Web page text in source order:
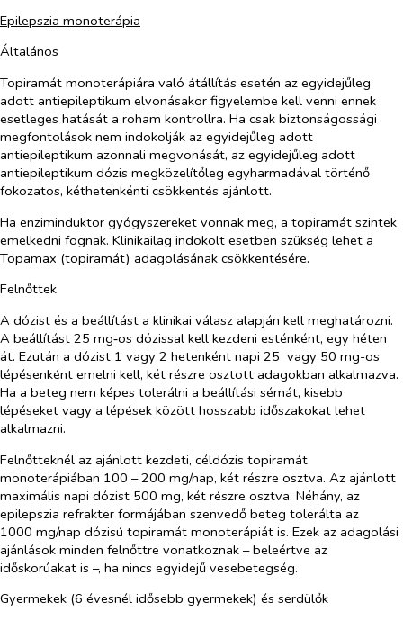
Epilepszia monoterápia
Általános
Topiramát monoterápiára való átállítás esetén az egyidejűleg
adott antiepileptikum elvonásakor figyelembe kell venni ennek
esetleges hatását a roham kontrollra. Ha csak biztonságossági
megfontolások nem indokolják az egyidejűleg adott
antiepileptikum azonnali megvonását, az egyidejűleg adott
antiepileptikum dózis megközelítőleg egyharmadával történő
fokozatos, kéthetenkénti csökkentés ajánlott.
Ha enziminduktor gyógyszereket vonnak meg, a topiramát szintek
emelkedni fognak. Klinikailag indokolt esetben szükség lehet a
Topamax (topiramát) adagolásának csökkentésére.
Felnőttek
A dózist és a beállítást a klinikai válasz alapján kell meghatározni.
A beállítást 25 mg‑os dózissal kell kezdeni esténként, egy héten
át. Ezután a dózist 1 vagy 2 hetenként napi 25 vagy 50 mg-os
lépésenként emelni kell, két részre osztott adagokban alkalmazva.
Ha a beteg nem képes tolerálni a beállítási sémát, kisebb
lépéseket vagy a lépések között hosszabb időszakokat lehet
alkalmazni.
Felnőtteknél az ajánlott kezdeti, céldózis topiramát
monoterápiában 100 – 200 mg/nap, két részre osztva. Az ajánlott
maximális napi dózist 500 mg, két részre osztva. Néhány, az
epilepszia refrakter formájában szenvedő beteg tolerálta az
1000 mg/nap dózisú topiramát monoterápiát is. Ezek az adagolási
ajánlások minden felnőttre vonatkoznak – beleértve az
időskorúakat is –, ha nincs egyidejű vesebetegség.
Gyermekek (6 évesnél idősebb gyermekek) és serdülők